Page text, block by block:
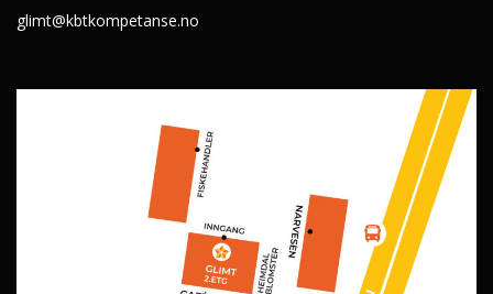
glimt@kbtkompetanse.no